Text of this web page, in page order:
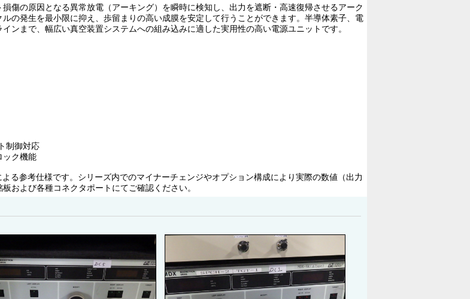
傷の原因となる異常放電（アーキング）を瞬時に検知し、出力を遮断・高速復帰させるアーク
の発生を最小限に抑え、歩留まりの高い成膜を安定して行うことができます。半導体素子、電
ンまで、幅広い真空装置システムへの組み込みに適した実用性の高い電源ユニットです。
制御対応
ック機能
る参考仕様です。シリーズ内でのマイナーチェンジやオプション構成により実際の数値（出力
および各種コネクタポートにてご確認ください。